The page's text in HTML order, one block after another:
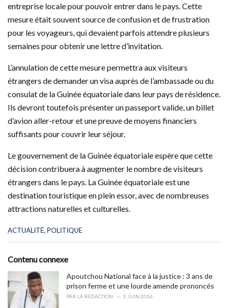
entreprise locale pour pouvoir entrer dans le pays. Cette
mesure était souvent source de confusion et de frustration
pour les voyageurs, qui devaient parfois attendre plusieurs
semaines pour obtenir une lettre d’invitation.
L’annulation de cette mesure permettra aux visiteurs
étrangers de demander un visa auprès de l’ambassade ou du
consulat de la Guinée équatoriale dans leur pays de résidence.
Ils devront toutefois présenter un passeport valide, un billet
d’avion aller-retour et une preuve de moyens financiers
suffisants pour couvrir leur séjour.
Le gouvernement de la Guinée équatoriale espère que cette
décision contribuera à augmenter le nombre de visiteurs
étrangers dans le pays. La Guinée équatoriale est une
destination touristique en plein essor, avec de nombreuses
attractions naturelles et culturelles.
C
e
r
i
e
ACTUALITÉ, POLITIQUE
Contenu connexe
Apoutchou National face à la justice : 3 ans de
prison ferme et une lourde amende prononcés
PAR LA RÉDACTION 2 JUIN 2026